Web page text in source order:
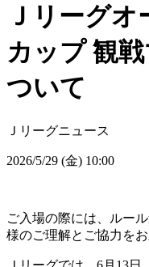
Ｊリーグ
カップ 観
ついて
Ｊリーグニュース
2026/5/29 (金) 10:00
ご入場の際には、ルー
様のご理解とご協力を